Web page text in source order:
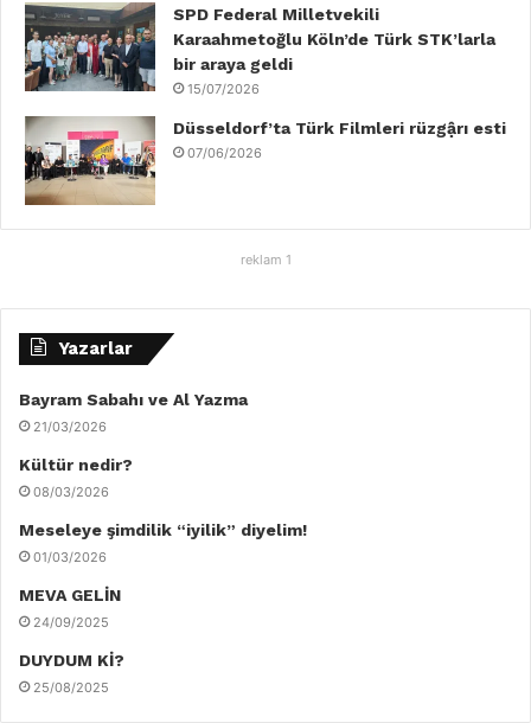
SPD Federal Milletvekili
Karaahmetoğlu Köln’de Türk STK’larla
bir araya geldi
15/07/2026
Düsseldorf’ta Türk Filmleri rüzgậrı esti
07/06/2026
reklam 1
Yazarlar
Bayram Sabahı ve Al Yazma
21/03/2026
Kültür nedir?
08/03/2026
Meseleye şimdilik “iyilik” diyelim!
01/03/2026
MEVA GELİN
24/09/2025
DUYDUM Kİ?
25/08/2025